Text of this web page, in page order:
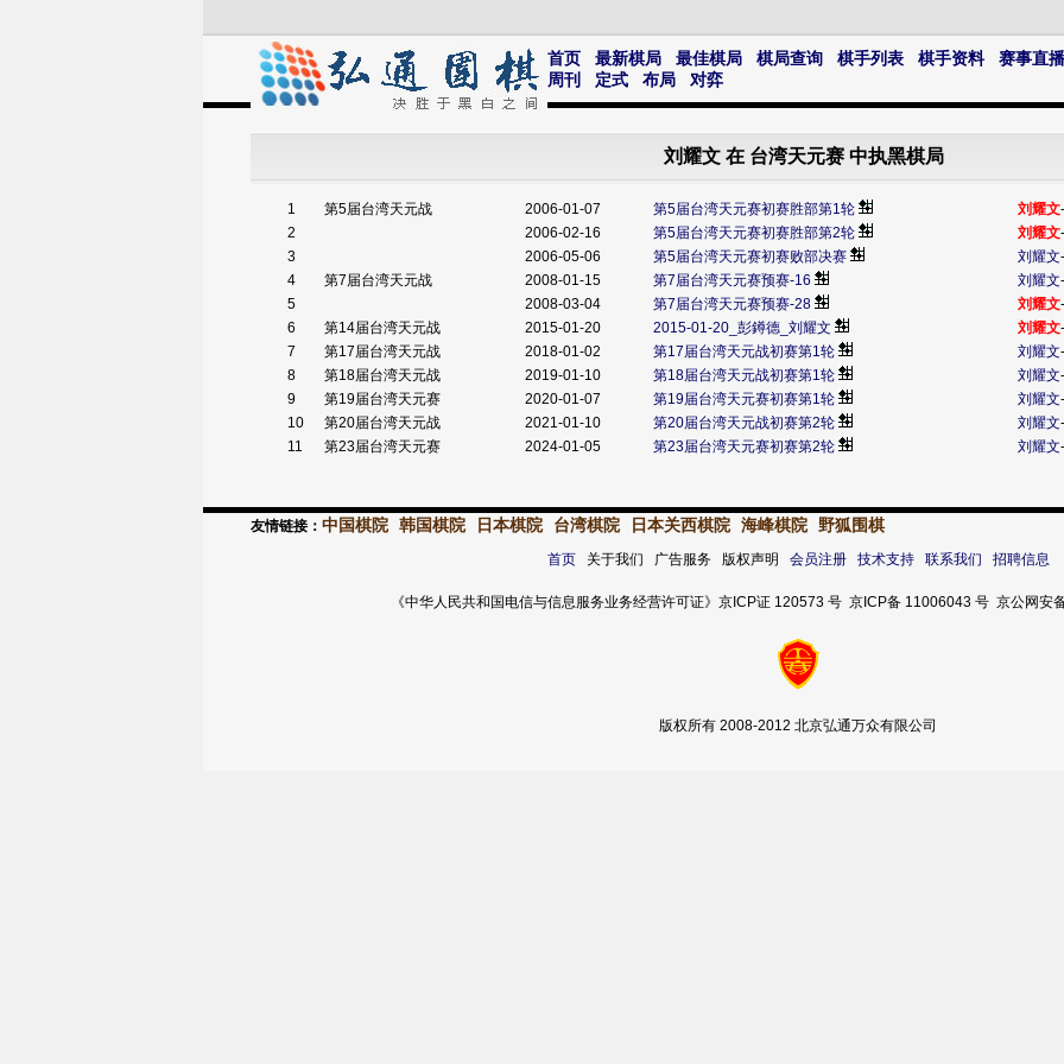
首页 最新棋局 最佳棋局 棋局查询 棋手列表 棋手资料 赛事直播
周刊
定式 布局 对弈
刘耀文 在 台湾天元赛 中执黑棋局
1 第5届台湾天元战 2006-01-07 第5届台湾天元赛初赛胜部第1轮 刘耀文-
2
2006-02-16 第5届台湾天元赛初赛胜部第2轮 刘耀文-
3
2006-05-06 第5届台湾天元赛初赛败部决赛 刘耀文-
4
第7届台湾天元战 2008-01-15 第7届台湾天元赛预赛-16 刘耀文-
5
2008-03-04 第7届台湾天元赛预赛-28 刘耀文-
6
第14届台湾天元战 2015-01-20 2015-01-20_彭鐏德_刘耀文 刘耀文-
7
第17届台湾天元战 2018-01-02 第17届台湾天元战初赛第1轮 刘耀文-
8
第18届台湾天元战 2019-01-10 第18届台湾天元战初赛第1轮 刘耀文-
9
第19届台湾天元赛 2020-01-07 第19届台湾天元赛初赛第1轮 刘耀文-
10
第20届台湾天元战 2021-01-10 第20届台湾天元战初赛第2轮 刘耀文-
11
第23届台湾天元赛 2024-01-05 第23届台湾天元赛初赛第2轮 刘耀文-
友情链接： 中国棋院 韩国棋院 日本棋院 台湾棋院 日本关西棋院 海峰棋院 野狐围棋
首页关于我们 广告服务 版权声明 会员注册 技术支持 联系我们 招聘信息
《中华人民共和国电信与信息服务业务经营许可证》京ICP证 120573 号 京ICP备 11006043 号 京公网安
版权所有 2008-2012 北京弘通万众有限公司